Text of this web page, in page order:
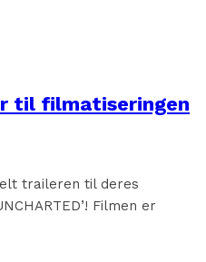
til filmatiseringen
traileren til deres
Filmen er